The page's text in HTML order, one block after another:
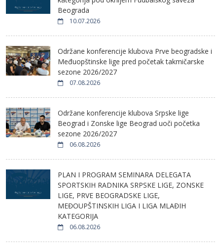
Beograda
10.07.2026
Održane konferencije klubova Prve beogradske i
Međuopštinske lige pred početak takmičarske
sezone 2026/2027
07.08.2026
Održane konferencije klubova Srpske lige
Beograd i Zonske lige Beograd uoči početka
sezone 2026/2027
06.08.2026
PLAN I PROGRAM SEMINARA DELEGATA
SPORTSKIH RADNIKA SRPSKE LIGE, ZONSKE
LIGE, PRVE BEOGRADSKE LIGE,
MEĐOUPŠTINSKIH LIGA I LIGA MLAĐIH
KATEGORIJA
06.08.2026